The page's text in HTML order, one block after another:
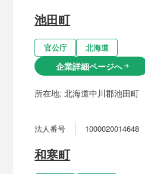
池田町
官公庁 北海道
企業詳細ページへarrow_right_alt
所在地:北海道中川郡池田町
法人番号 1000020014648
和寒町